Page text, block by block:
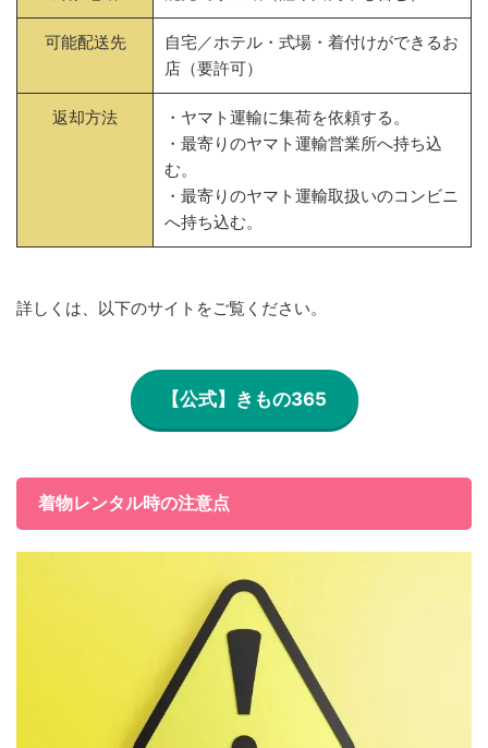
可能配送先
自宅／ホテル・式場・着付けができるお
店（要許可）
返却方法
・ヤマト運輸に集荷を依頼する。
・最寄りのヤマト運輸営業所へ持ち込
む。
・最寄りのヤマト運輸取扱いのコンビニ
へ持ち込む。
詳しくは、以下のサイトをご覧ください。
【公式】きもの365
着物レンタル時の注意点